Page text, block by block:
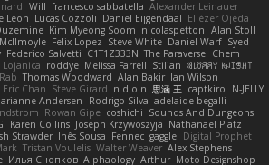
Will francesco sabbatella Alexander Leinauer
Leon Lucas Cozzoli Daniel Eijgendaal Eliézer Ojeda
Kim Myeong Soom nicolaspetton Alan Stoll
Felix Lopez Steve White Daniel Warf Syed
Federico Salvetti C1T1Z333N The Paraverse Chem
Lojanica roddye Melissa Farrell Stilian ꌃ꒒ꀎꋪꋪꌩ ꀘꈤꀤꁅꃅ꓄
Rab Thomas Woodward Alan Bakir Ian Wilson
Eric Chan Steve Girard n d o n 思涵 王 captkiro
N-JELLY
Andersen Rodrigo Silva adelaide begalli
Rowan Gipe coshichi Sounds And Dungeons
Karen Collins Joseph Krzywoszyja Nathanaël Platz
Strawder Inês Sousa Fennec gaggle Digital Prophet
Tristan Voulelis Walter Weaver Alex Stephens
Илья Снопков Alphaology Arthur Moto Designshop